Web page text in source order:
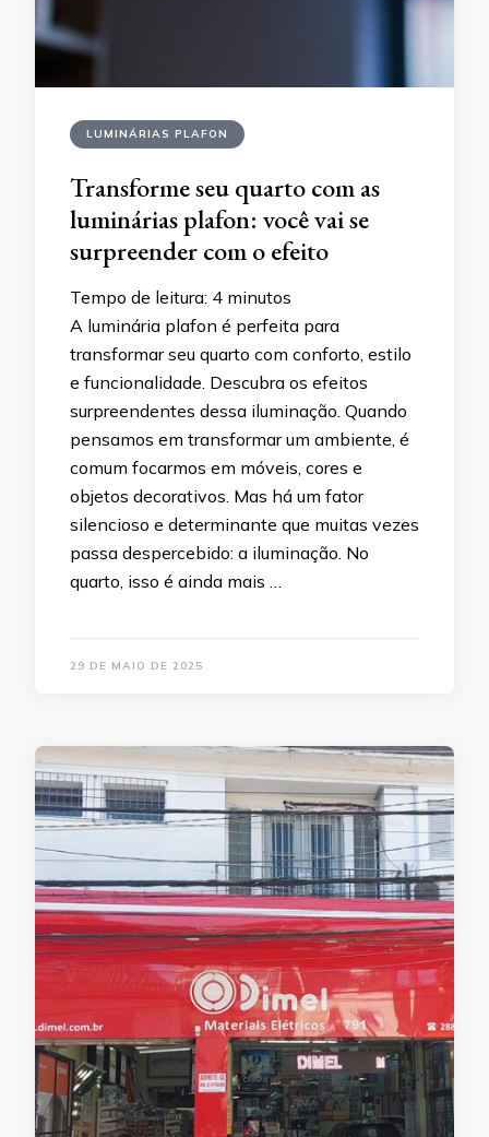
LUMINÁRIAS PLAFON
Transforme seu quarto com as
luminárias plafon: você vai se
surpreender com o efeito
Tempo de leitura: 4 minutos
A luminária plafon é perfeita para
transformar seu quarto com conforto, estilo
e funcionalidade. Descubra os efeitos
surpreendentes dessa iluminação. Quando
pensamos em transformar um ambiente, é
comum focarmos em móveis, cores e
objetos decorativos. Mas há um fator
silencioso e determinante que muitas vezes
passa despercebido: a iluminação. No
quarto, isso é ainda mais …
29 DE MAIO DE 2025